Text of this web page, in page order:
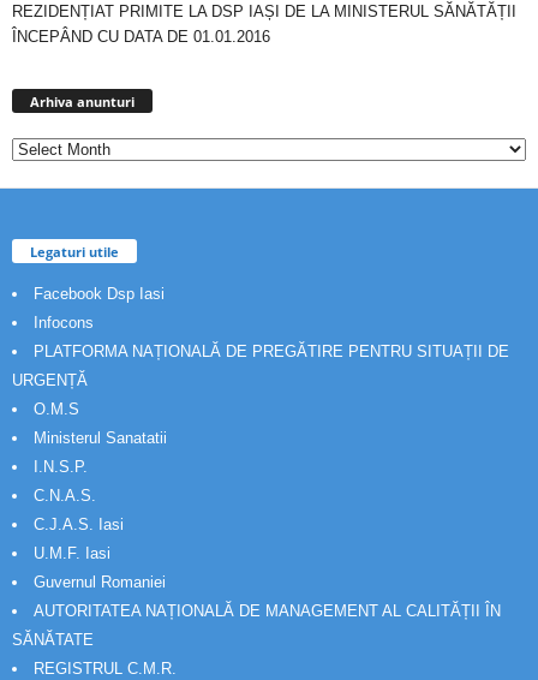
REZIDENȚIAT PRIMITE LA DSP IAȘI DE LA MINISTERUL SĂNĂTĂȚII
ÎNCEPÂND CU DATA DE 01.01.2016
Arhiva anunturi
Legaturi utile
Facebook Dsp Iasi
Infocons
PLATFORMA NAȚIONALĂ DE PREGĂTIRE PENTRU SITUAȚII DE
URGENȚĂ
O.M.S
Ministerul Sanatatii
I.N.S.P.
C.N.A.S.
C.J.A.S. Iasi
U.M.F. Iasi
Guvernul Romaniei
AUTORITATEA NAȚIONALĂ DE MANAGEMENT AL CALITĂȚII ÎN
SĂNĂTATE
REGISTRUL C.M.R.